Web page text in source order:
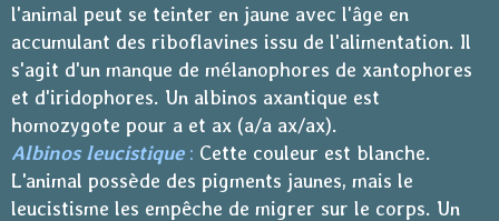
l'animal peut se teinter en jaune avec l'âge en
accumulant des riboflavines issu de l'alimentation. Il
s'agit d'un manque de mélanophores de xantophores
et d'iridophores. Un albinos axantique est
homozygote pour a et ax (a/a ax/ax).
Albinos leucistique: Cette couleur est blanche.
L'animal possède des pigments jaunes, mais le
leucistisme les empêche de migrer sur le corps. Un